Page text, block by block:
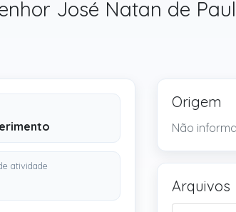
José Natan de
atividade
Origem
Não
Arquivos